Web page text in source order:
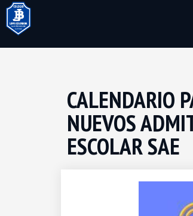
CALENDARIO
NUEVOS
ESCOLAR SAE